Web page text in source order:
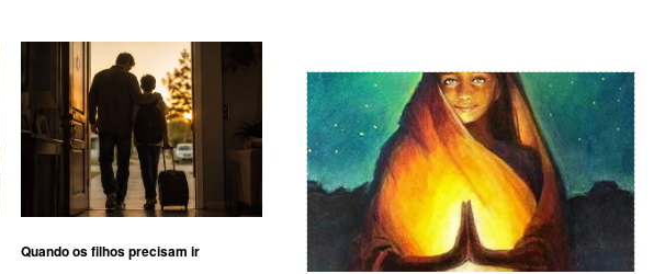
Quando os filhos precisam ir